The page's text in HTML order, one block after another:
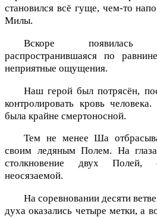
становился всё гуще, чем-то
Милы.
Вскоре появилась
распространившаяся по
неприятные ощущения.
Наш герой был потрясён,
контролировать кровь
была крайне смертоносной.
Тем не менее Ша
своим ледяным Полем. На
столкновение двух
неосязаемой.
На соревновании десяти
духа оказались четыре метки, а